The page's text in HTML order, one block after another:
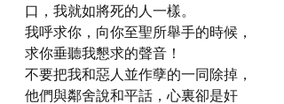
口，我就如將死的人一樣。
我呼求你，向你至聖所舉手的時候，
求你垂聽我懇求的聲音！
不要把我和惡人並作孽的一同除掉，
他們與鄰舍說和平話，心裏卻是奸